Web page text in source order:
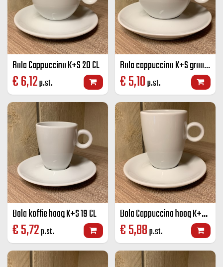
Bola Cappuccino K+S 20 CL
€6,12p.st.
Bola cappuccino K+S groot 280 cc.
€5,10p.st.
Bola koffie hoog K+S 19 CL
€5,72p.st.
Bola Cappuccino hoog K+S 25 CL
€5,88p.st.